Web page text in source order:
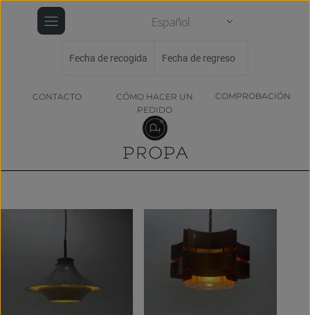
Español
Fecha de recogida Fecha de regreso
CONTACTO
CÓMO HACER UN
PEDIDO
COMPROBACIÓN